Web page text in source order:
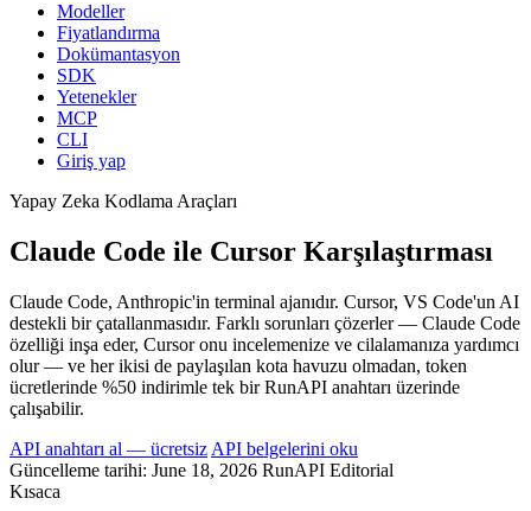
Modeller
Fiyatlandırma
Dokümantasyon
SDK
Yetenekler
MCP
CLI
Giriş yap
Yapay Zeka Kodlama Araçları
Claude Code ile Cursor Karşılaştırması
Claude Code, Anthropic'in terminal ajanıdır. Cursor, VS Code'un AI
destekli bir çatallanmasıdır. Farklı sorunları çözerler — Claude Code
özelliği inşa eder, Cursor onu incelemenize ve cilalamanıza yardımcı
olur — ve her ikisi de paylaşılan kota havuzu olmadan, token
ücretlerinde %50 indirimle tek bir RunAPI anahtarı üzerinde
çalışabilir.
API anahtarı al — ücretsiz API belgelerini oku
Güncelleme tarihi: June 18, 2026 RunAPI Editorial
Kısaca